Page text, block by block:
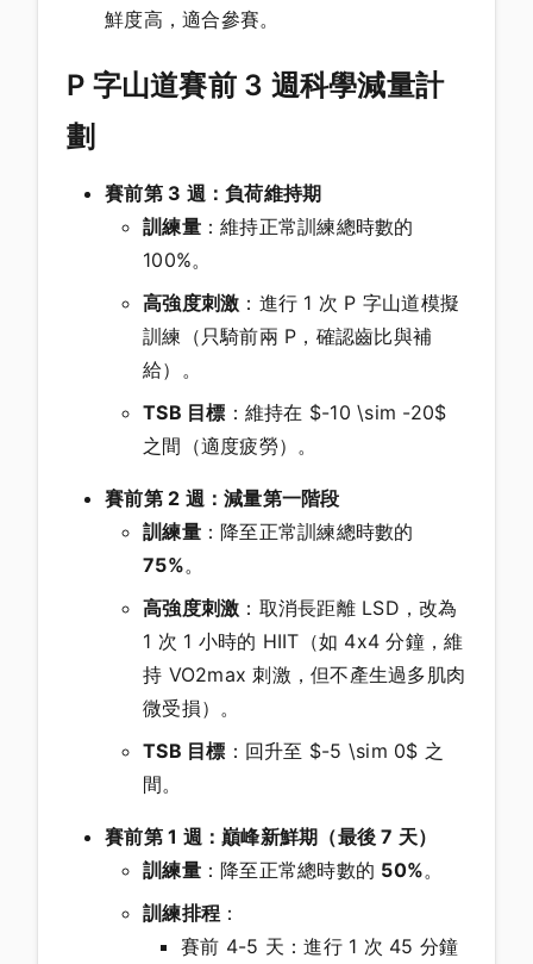
鮮度高，適合參賽。
P 字山道賽前 3 週科學減量計
劃
賽前第 3 週：負荷維持期
訓練量：維持正常訓練總時數的
100%。
高強度刺激 ：進行 1 次 P 字山道模擬
訓練（只騎前兩 P，確認齒比與補
給）。
TSB 目標 ：維持在 $-10 \sim -20$
之間（適度疲勞）。
賽前第 2 週：減量第一階段
訓練量：降至正常訓練總時數的
75%。
高強度刺激 ：取消長距離 LSD，改為
1 次 1 小時的 HIIT（如 4x4 分鐘，維
持 VO2max 刺激，但不產生過多肌肉
微受損）。
TSB 目標 ：回升至 $-5 \sim 0$ 之
間。
賽前第 1 週：巔峰新鮮期（最後 7 天）
訓練量：降至正常總時數的 50%。
訓練排程 ：
賽前 4-5 天：進行 1 次 45 分鐘